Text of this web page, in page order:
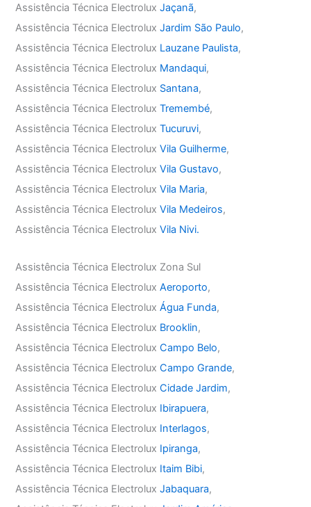
Assistência Técnica ElectroluxJaçanã,
Assistência Técnica ElectroluxJardim São Paulo,
Assistência Técnica Electrolux Lauzane Paulista,
Assistência Técnica Electrolux Mandaqui,
Assistência Técnica Electrolux Santana,
Assistência Técnica ElectroluxTremembé,
Assistência Técnica ElectroluxTucuruvi,
Assistência Técnica ElectroluxVila Guilherme,
Assistência Técnica ElectroluxVila Gustavo,
Assistência Técnica ElectroluxVila Maria,
Assistência Técnica ElectroluxVila Medeiros,
Assistência Técnica ElectroluxVila Nivi.
Assistência Técnica Electrolux Zona Sul
Assistência Técnica ElectroluxAeroporto,
Assistência Técnica ElectroluxÁgua Funda,
Assistência Técnica Electrolux Brooklin,
Assistência Técnica ElectroluxCampo Belo,
Assistência Técnica ElectroluxCampo Grande,
Assistência Técnica ElectroluxCidade Jardim,
Assistência Técnica Electrolux Ibirapuera,
Assistência Técnica Electrolux Interlagos,
Assistência Técnica Electrolux Ipiranga,
Assistência Técnica Electrolux Itaim Bibi,
Assistência Técnica ElectroluxJabaquara,